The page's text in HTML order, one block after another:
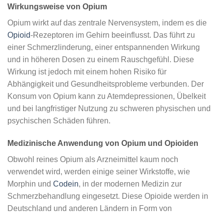
Wirkungsweise von Opium
Opium wirkt auf das zentrale Nervensystem, indem es die
Opioid-Rezeptoren im Gehirn beeinflusst. Das führt zu
einer Schmerzlinderung, einer entspannenden Wirkung
und in höheren Dosen zu einem Rauschgefühl. Diese
Wirkung ist jedoch mit einem hohen Risiko für
Abhängigkeit und Gesundheitsprobleme verbunden. Der
Konsum von Opium kann zu Atemdepressionen, Übelkeit
und bei langfristiger Nutzung zu schweren physischen und
psychischen Schäden führen.
Medizinische Anwendung von Opium und Opioiden
Obwohl reines Opium als Arzneimittel kaum noch
verwendet wird, werden einige seiner Wirkstoffe, wie
Morphin und Codein, in der modernen Medizin zur
Schmerzbehandlung eingesetzt. Diese Opioide werden in
Deutschland und anderen Ländern in Form von